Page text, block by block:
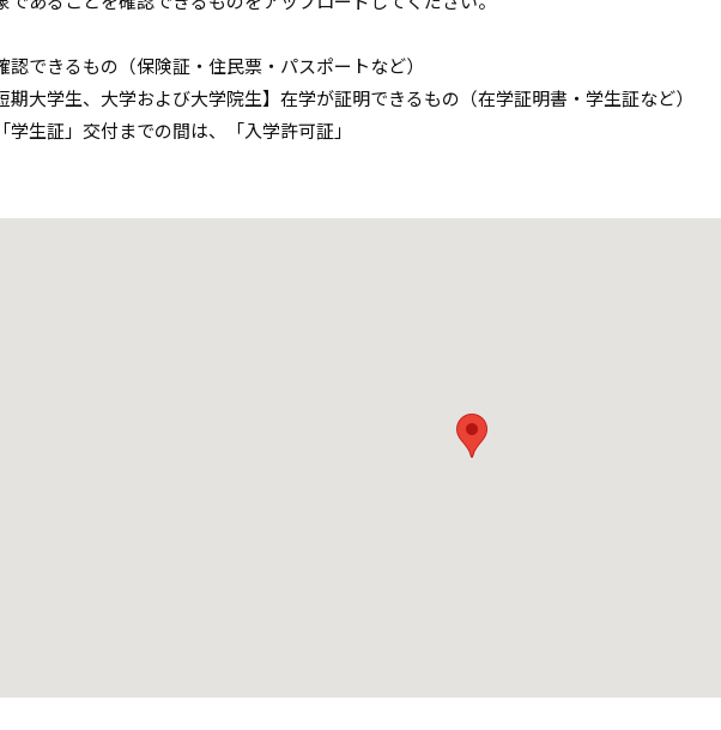
認できるもの（保険証・住民票・パスポートなど）
期大学生、大学および大学院生】在学が証明できるもの（在学証明書・学生証など）
生証」交付までの間は、「入学許可証」